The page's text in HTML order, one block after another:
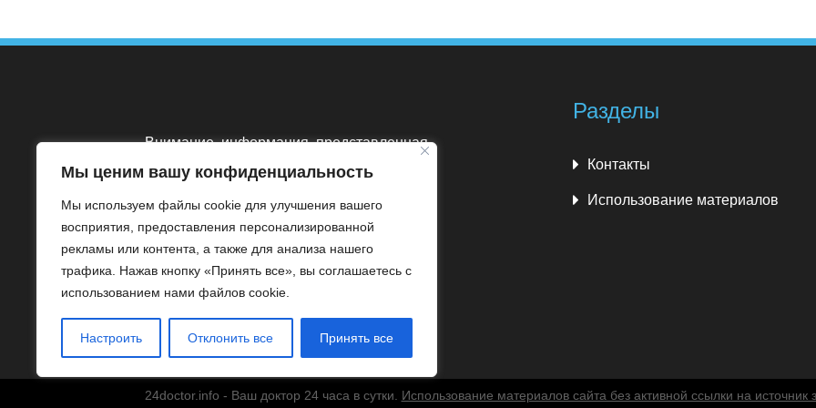
Мы ценим вашу конфиденциальность
Мы используем файлы cookie для улучшения вашего
восприятия, предоставления персонализированной
рекламы или контента, а также для анализа нашего
трафика. Нажав кнопку «Принять все», вы соглашаетесь с
использованием нами файлов cookie.
Настроить Отклонить все Принять все
Внимание, информация, представленная
на сайте 24doctor.info носит
ознакомительный характер. Медицинский
сайт не несет ответственность за
использование её пользователями.
Помните, что никакая информация о
заболеваниях не заменяет визита и
консультации врача.
Разделы
Контакты
Использование материалов
24doctor.info - Ваш доктор 24 часа в сутки. Использование материалов сайта без активной ссылки на источник